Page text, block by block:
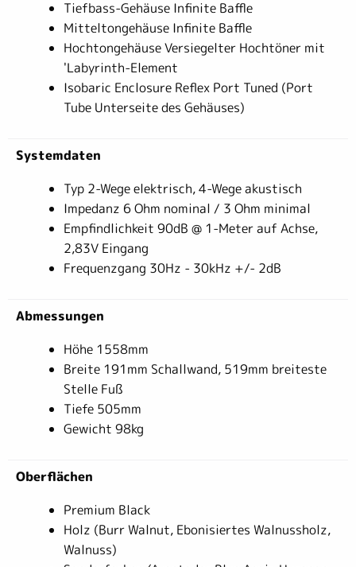
Tiefbass-Gehäuse Infinite Baffle
Mitteltongehäuse Infinite Baffle
Hochtongehäuse Versiegelter Hochtöner mit
'Labyrinth-Element
Isobaric Enclosure Reflex Port Tuned (Port
Tube Unterseite des Gehäuses)
Systemdaten
Typ 2-Wege elektrisch, 4-Wege akustisch
Impedanz 6 Ohm nominal / 3 Ohm minimal
Empfindlichkeit 90dB @ 1-Meter auf Achse,
2,83V Eingang
Frequenzgang 30Hz - 30kHz +/- 2dB
Abmessungen
Höhe 1558mm
Breite 191mm Schallwand, 519mm breiteste
Stelle Fuß
Tiefe 505mm
Gewicht 98kg
Oberflächen
Premium Black
Holz (Burr Walnut, Ebonisiertes Walnussholz,
Walnuss)